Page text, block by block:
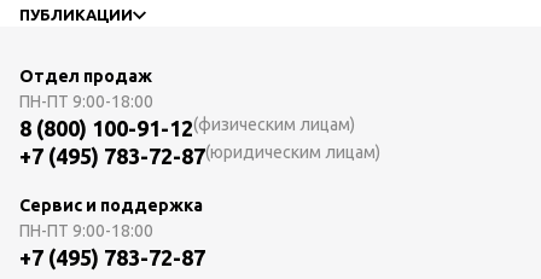
ПУБЛИКАЦИИ
Отдел продаж
ПН-ПТ 9:00-18:00
8 (800) 100-91-12(физическим лицам)
+7 (495) 783-72-87(юридическим лицам)
Сервис и поддержка
ПН-ПТ 9:00-18:00
+7 (495) 783-72-87